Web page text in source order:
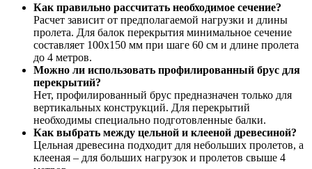
Как правильно рассчитать необходимое сечение?
Расчет зависит от предполагаемой нагрузки и длины
пролета. Для балок перекрытия минимальное сечение
составляет 100х150 мм при шаге 60 см и длине пролета
до 4 метров.
Можно ли использовать профилированный брус для
перекрытий?
Нет, профилированный брус предназначен только для
вертикальных конструкций. Для перекрытий
необходимы специально подготовленные балки.
Как выбрать между цельной и клееной древесиной?
Цельная древесина подходит для небольших пролетов, а
клееная – для больших нагрузок и пролетов свыше 4